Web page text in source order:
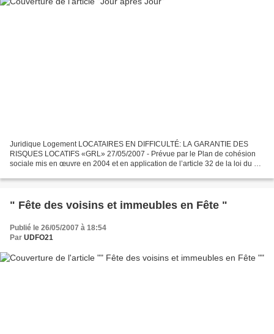
Juridique Logement LOCATAIRES EN DIFFICULTÉ: LA GARANTIE DES
RISQUES LOCATIFS «GRL» 27/05/2007 - Prévue par le Plan de cohésion
sociale mis en œuvre en 2004 et en application de l’article 32 de la loi du 26
" Fête des voisins et immeubles en Fête "
Publié le 26/05/2007 à 18:54
Par UDFO21